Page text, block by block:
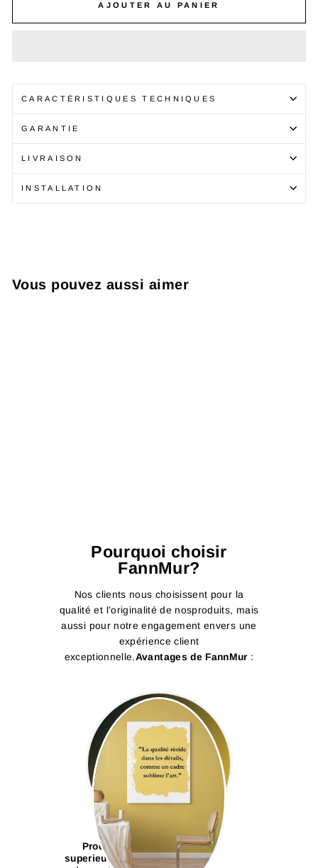
AJOUTER AU PANIER
CARACTÉRISTIQUES TECHNIQUES
GARANTIE
LIVRAISON
INSTALLATION
Vous pouvez aussi aimer
Pourquoi choisir
FannMur?
Nos clients nous choisissent pour la
qualité et l’originalité de nosproduits, mais
aussi pour notre engagement envers une
expérience client
exceptionnelle.Avantages de FannMur:
Produits de qualité
superieure : Nous utilisons